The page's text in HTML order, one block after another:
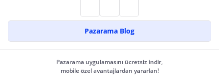
Pazarama Blog
Pazarama uygulamasını ücretsiz indir,
mobile özel avantajlardan yararlan!